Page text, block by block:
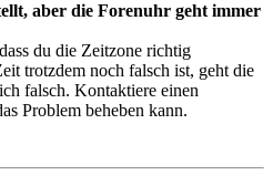
aber die Forenuhr geht immer
du die Zeitzone richtig
trotzdem noch falsch ist, geht die
falsch. Kontaktiere einen
Problem beheben kann.